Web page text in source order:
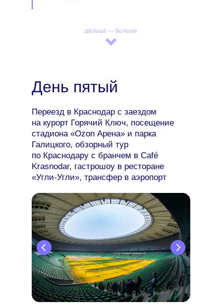
дальше — больше
Переезд в Краснодар с заездом
на курорт Горячий Ключ, посещение
стадиона «Ozon Арена» и парка
Галицкого, обзорный тур
по Краснодару с бранчем в Café
Krasnodar, гастрошоу в ресторане
«Угли-Угли», трансфер в аэропорт
День пятый